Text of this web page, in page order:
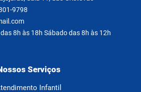
9798
8h às 18h Sábado das 8h às 12h
Serviços
Infantil